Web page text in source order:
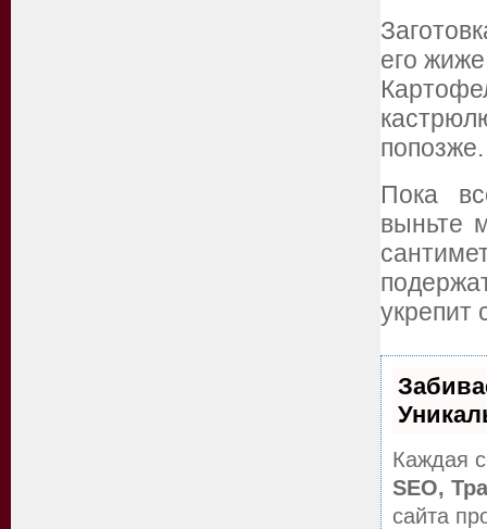
его
попозже.
Пока
выньте
укрепит
Каждая
SEO,
сайта